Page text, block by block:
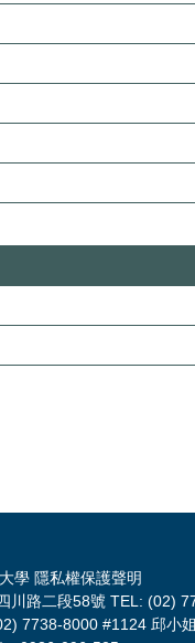
學 隱私權保護聲明
川路二段58號 TEL: (02)
7738-8000 #1124 邱小